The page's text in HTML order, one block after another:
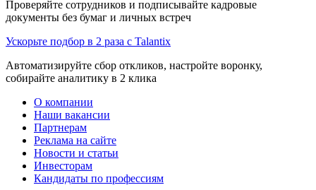
Проверяйте сотрудников и подписывайте кадровые
документы без бумаг и личных встреч
Ускорьте подбор в 2 раза с Talantix
Автоматизируйте сбор откликов, настройте воронку,
собирайте аналитику в 2 клика
О компании
Наши вакансии
Партнерам
Реклама на сайте
Новости и статьи
Инвесторам
Кандидаты по профессиям